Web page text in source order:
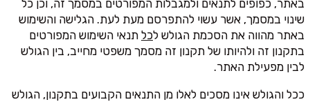
באתר, כפופים לתנאים ולמגבלות המפורטים במסמך זה, וכן כל
שינוי במסמך, אשר עשוי להתפרסם מעת לעת. הגלישה והשימוש
באתר מהווה את הסכמת הגולש לכל תנאי השימוש המפורטים
בתקנון זה ולהיותו של תקנון זה מסמך משפטי מחייב, בין הגולש
לבין מפעילת האתר.
ככל והגולש אינו מסכים לאלו מן התנאים הקבועים בתקנון, הגולש